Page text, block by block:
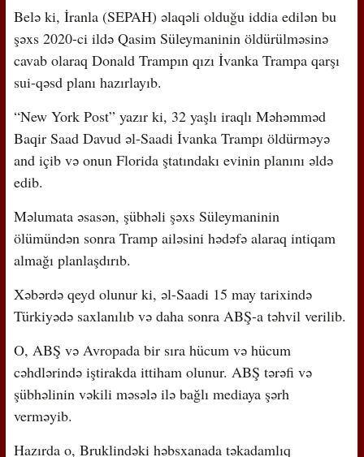
Belə ki, İranla (SEPAH) əlaqəli olduğu iddia edilən bu
şəxs 2020-ci ildə Qasim Süleymaninin öldürülməsinə
cavab olaraq Donald Trampın qızı İvanka Trampa qarşı
sui-qəsd planı hazırlayıb.
“New York Post” yazır ki, 32 yaşlı iraqlı Məhəmməd
Baqir Saad Davud əl-Saadi İvanka Trampı öldürməyə
and içib və onun Florida ştatındakı evinin planını əldə
edib.
Məlumata əsasən, şübhəli şəxs Süleymaninin
ölümündən sonra Tramp ailəsini hədəfə alaraq intiqam
almağı planlaşdırıb.
Xəbərdə qeyd olunur ki, əl-Saadi 15 may tarixində
Türkiyədə saxlanılıb və daha sonra ABŞ-a təhvil verilib.
O, ABŞ və Avropada bir sıra hücum və hücum
cəhdlərində iştirakda ittiham olunur. ABŞ tərəfi və
şübhəlinin vəkili məsələ ilə bağlı mediaya şərh
verməyib.
Hazırda o, Bruklindəki həbsxanada təkadamlıq